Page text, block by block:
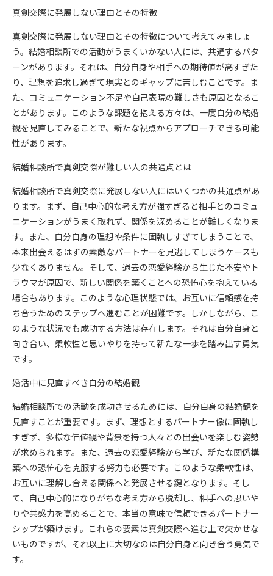
真剣交際に発展しない理由とその特徴
真剣交際に発展しない理由とその特徴について考えてみましょ
う。結婚相談所での活動がうまくいかない人には、共通するパタ
ーンがあります。それは、自分自身や相手への期待値が高すぎた
り、理想を追求し過ぎて現実とのギャップに苦しむことです。ま
た、コミュニケーション不足や自己表現の難しさも原因となるこ
とがあります。このような課題を抱える方々は、一度自分の結婚
観を見直してみることで、新たな視点からアプローチできる可能
性があります。
結婚相談所で真剣交際が難しい人の共通点とは
結婚相談所で真剣交際に発展しない人にはいくつかの共通点があ
ります。まず、自己中心的な考え方が強すぎると相手とのコミュ
ニケーションがうまく取れず、関係を深めることが難しくなりま
す。また、自分自身の理想や条件に固執しすぎてしまうことで、
本来出会えるはずの素敵なパートナーを見逃してしまうケースも
少なくありません。そして、過去の恋愛経験から生じた不安やト
ラウマが原因で、新しい関係を築くことへの恐怖心を抱えている
場合もあります。このような心理状態では、お互いに信頼感を持
ち合うためのステップへ進むことが困難です。しかしながら、こ
のような状況でも成功する方法は存在します。それは自分自身と
向き合い、柔軟性と思いやりを持って新たな一歩を踏み出す勇気
です。
婚活中に見直すべき自分の結婚観
結婚相談所での活動を成功させるためには、自分自身の結婚観を
見直すことが重要です。まず、理想とするパートナー像に固執し
すぎず、多様な価値観や背景を持つ人々との出会いを楽しむ姿勢
が求められます。また、過去の恋愛経験から学び、新たな関係構
築への恐怖心を克服する努力も必要です。このような柔軟性は、
お互いに理解し合える関係へと発展させる鍵となります。そし
て、自己中心的になりがちな考え方から脱却し、相手への思いや
りや共感力を高めることで、本当の意味で信頼できるパートナー
シップが築けます。これらの要素は真剣交際へ進む上で欠かせな
いものですが、それ以上に大切なのは自分自身と向き合う勇気で
す。